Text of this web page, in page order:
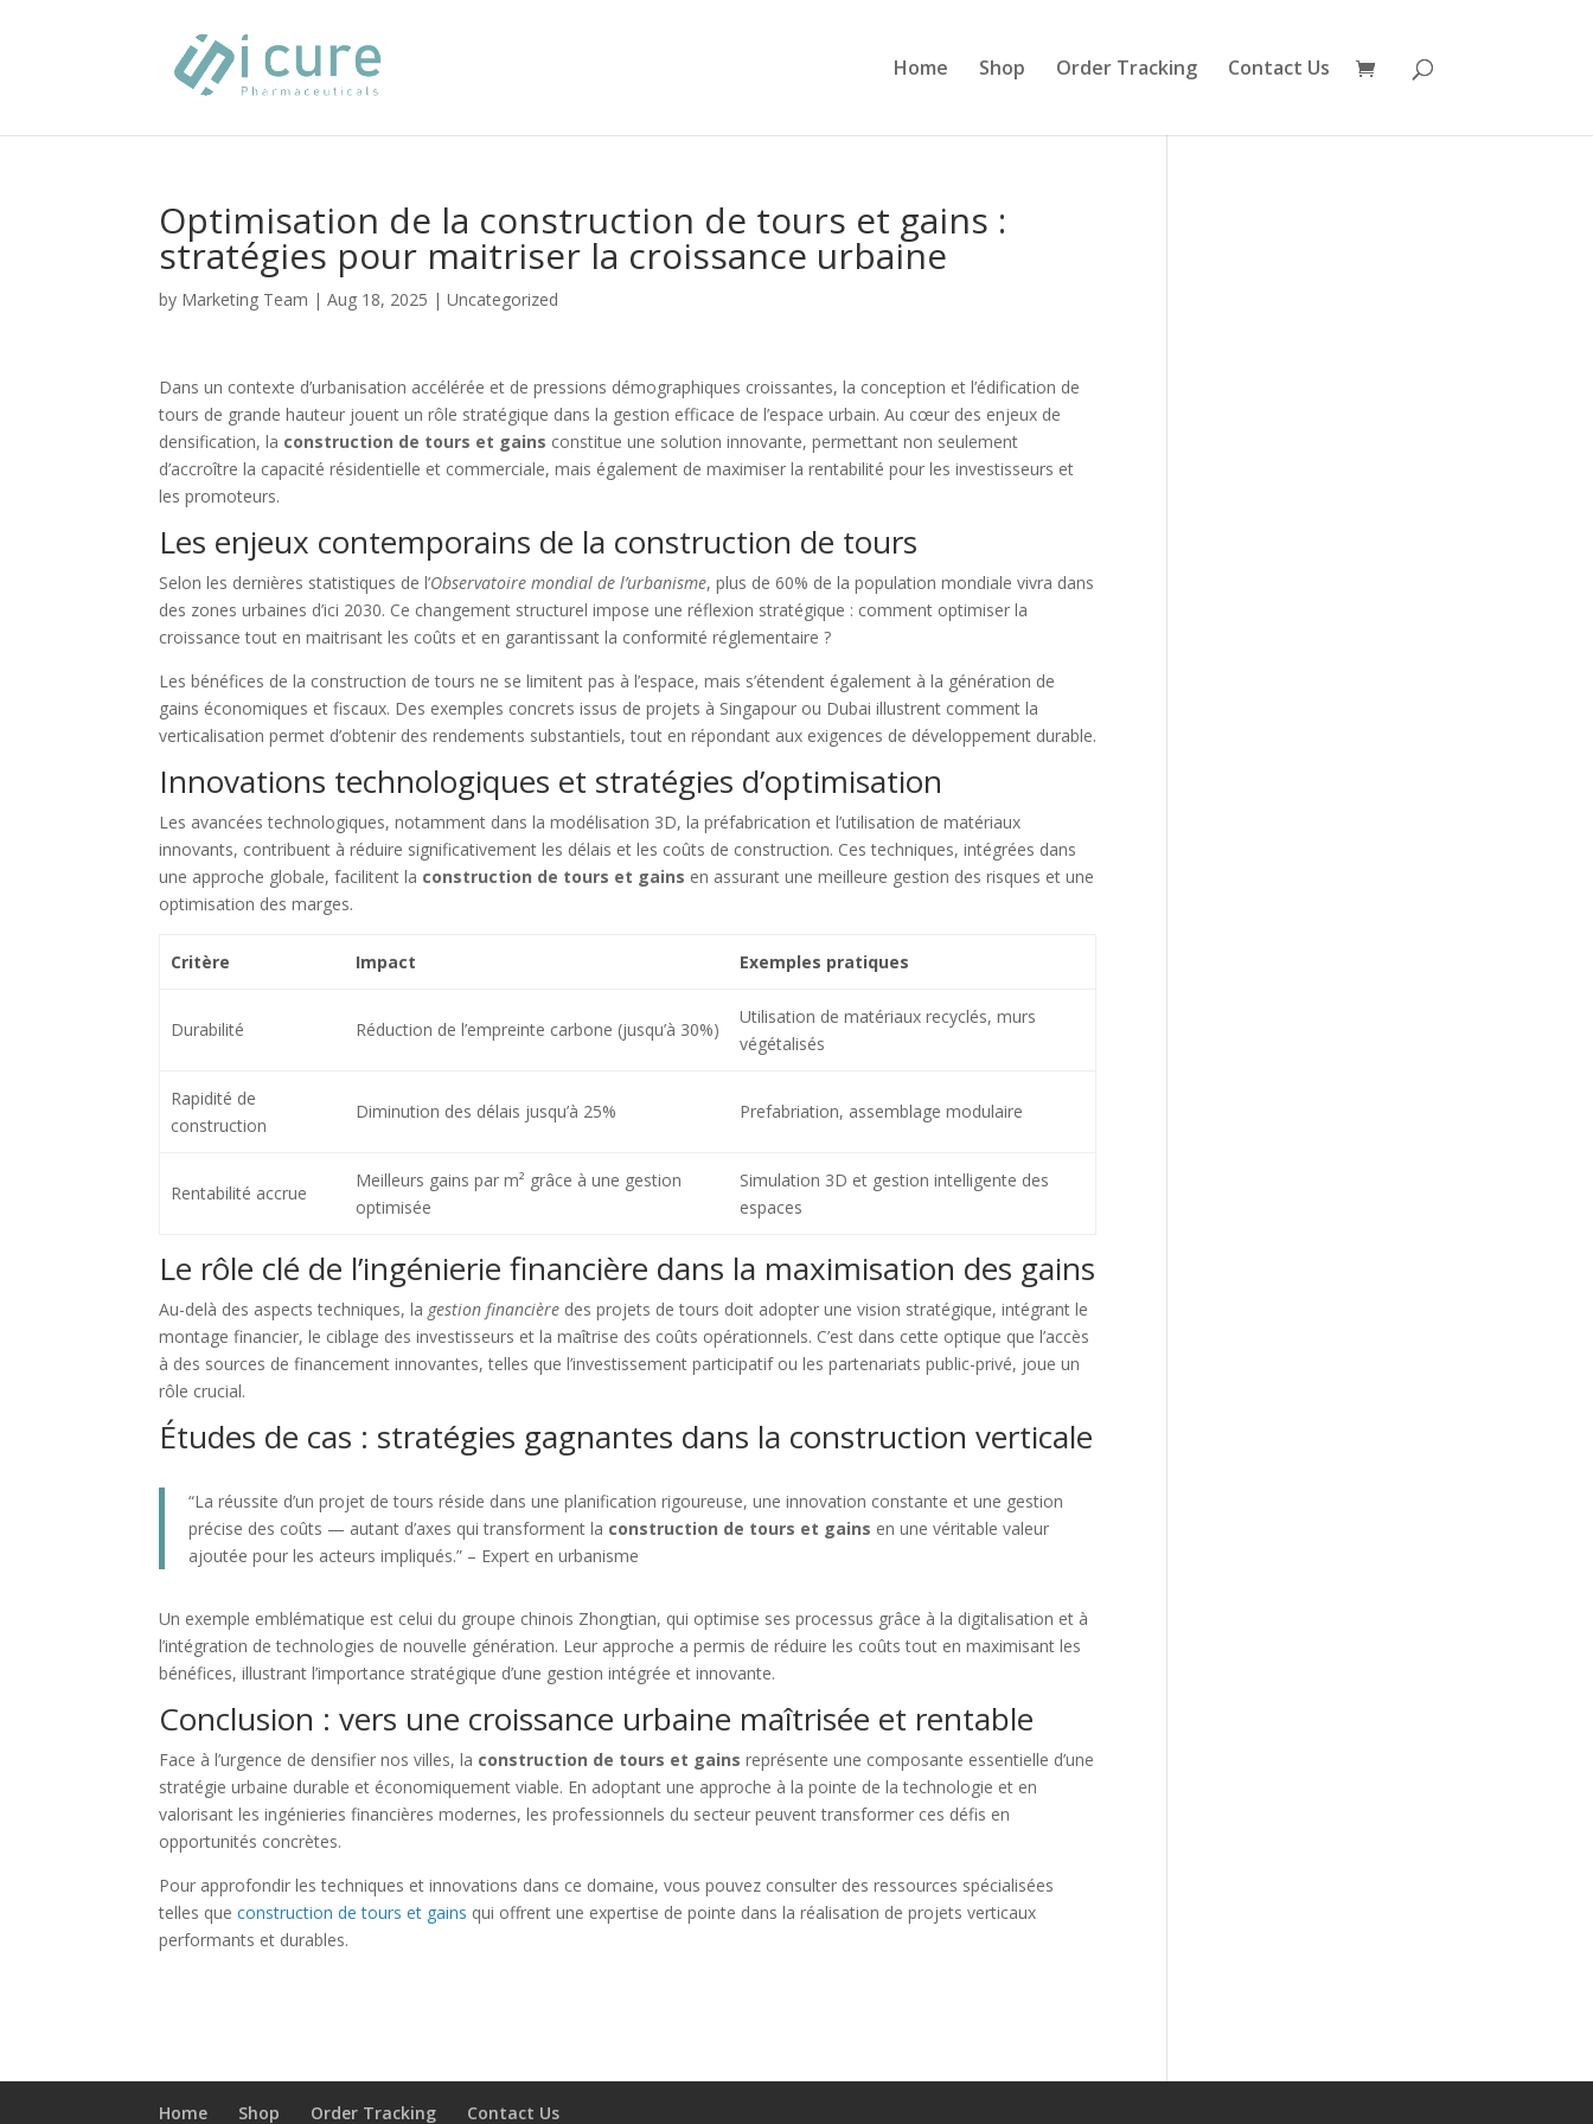
Home Shop Order Tracking Contact Us
Optimisation de la construction de tours et gains :
stratégies pour maitriser la croissance urbaine
by Marketing Team |Aug 18, 2025 |Uncategorized
Dans un contexte d’urbanisation accélérée et de pressions démographiques croissantes, la conception et l’édification de
tours de grande hauteur jouent un rôle stratégique dans la gestion efficace de l’espace urbain. Au cœur des enjeux de
densification, la construction de tours et gains constitue une solution innovante, permettant non seulement
d’accroître la capacité résidentielle et commerciale, mais également de maximiser la rentabilité pour les investisseurs et
les promoteurs.
Les enjeux contemporains de la construction de tours
Selon les dernières statistiques de l’Observatoire mondial de l’urbanisme, plus de 60% de la population mondiale vivra dans
des zones urbaines d’ici 2030. Ce changement structurel impose une réflexion stratégique : comment optimiser la
croissance tout en maitrisant les coûts et en garantissant la conformité réglementaire ?
Les bénéfices de la construction de tours ne se limitent pas à l’espace, mais s’étendent également à la génération de
gains économiques et fiscaux. Des exemples concrets issus de projets à Singapour ou Dubai illustrent comment la
verticalisation permet d’obtenir des rendements substantiels, tout en répondant aux exigences de développement durable.
Innovations technologiques et stratégies d’optimisation
Les avancées technologiques, notamment dans la modélisation 3D, la préfabrication et l’utilisation de matériaux
innovants, contribuent à réduire significativement les délais et les coûts de construction. Ces techniques, intégrées dans
une approche globale, facilitent la construction de tours et gains en assurant une meilleure gestion des risques et une
optimisation des marges.
Critère Impact Exemples pratiques
Durabilité Réduction de l’empreinte carbone (jusqu’à 30%)
Utilisation de matériaux recyclés, murs
végétalisés
Rapidité de
construction
Diminution des délais jusqu’à 25% Prefabriation, assemblage modulaire
Rentabilité accrue
Meilleurs gains par m² grâce à une gestion
optimisée
Simulation 3D et gestion intelligente des
espaces
Le rôle clé de l’ingénierie financière dans la maximisation des gains
Au-delà des aspects techniques, la gestion financière des projets de tours doit adopter une vision stratégique, intégrant le
montage financier, le ciblage des investisseurs et la maîtrise des coûts opérationnels. C’est dans cette optique que l’accès
à des sources de financement innovantes, telles que l’investissement participatif ou les partenariats public-privé, joue un
rôle crucial.
Études de cas : stratégies gagnantes dans la construction verticale
“La réussite d’un projet de tours réside dans une planification rigoureuse, une innovation constante et une gestion
précise des coûts — autant d’axes qui transforment la construction de tours et gains en une véritable valeur
ajoutée pour les acteurs impliqués.” – Expert en urbanisme
Un exemple emblématique est celui du groupe chinois Zhongtian, qui optimise ses processus grâce à la digitalisation et à
l’intégration de technologies de nouvelle génération. Leur approche a permis de réduire les coûts tout en maximisant les
bénéfices, illustrant l’importance stratégique d’une gestion intégrée et innovante.
Conclusion : vers une croissance urbaine maîtrisée et rentable
Face à l’urgence de densifier nos villes, la construction de tours et gains représente une composante essentielle d’une
stratégie urbaine durable et économiquement viable. En adoptant une approche à la pointe de la technologie et en
valorisant les ingénieries financières modernes, les professionnels du secteur peuvent transformer ces défis en
opportunités concrètes.
Pour approfondir les techniques et innovations dans ce domaine, vous pouvez consulter des ressources spécialisées
telles queconstruction de tours et gains qui offrent une expertise de pointe dans la réalisation de projets verticaux
performants et durables.
Home Shop Order Tracking Contact Us